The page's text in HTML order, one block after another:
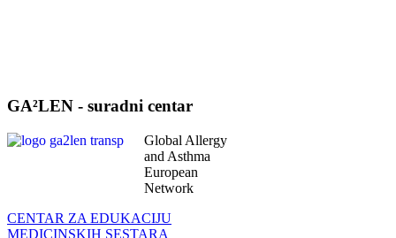
GA²LEN - suradni centar
Global Allergy
and Asthma
European
Network
CENTAR ZA EDUKACIJU
MEDICINSKIH SESTARA